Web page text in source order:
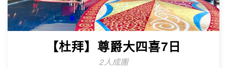
【杜拜】尊爵大四喜7日
2人成團